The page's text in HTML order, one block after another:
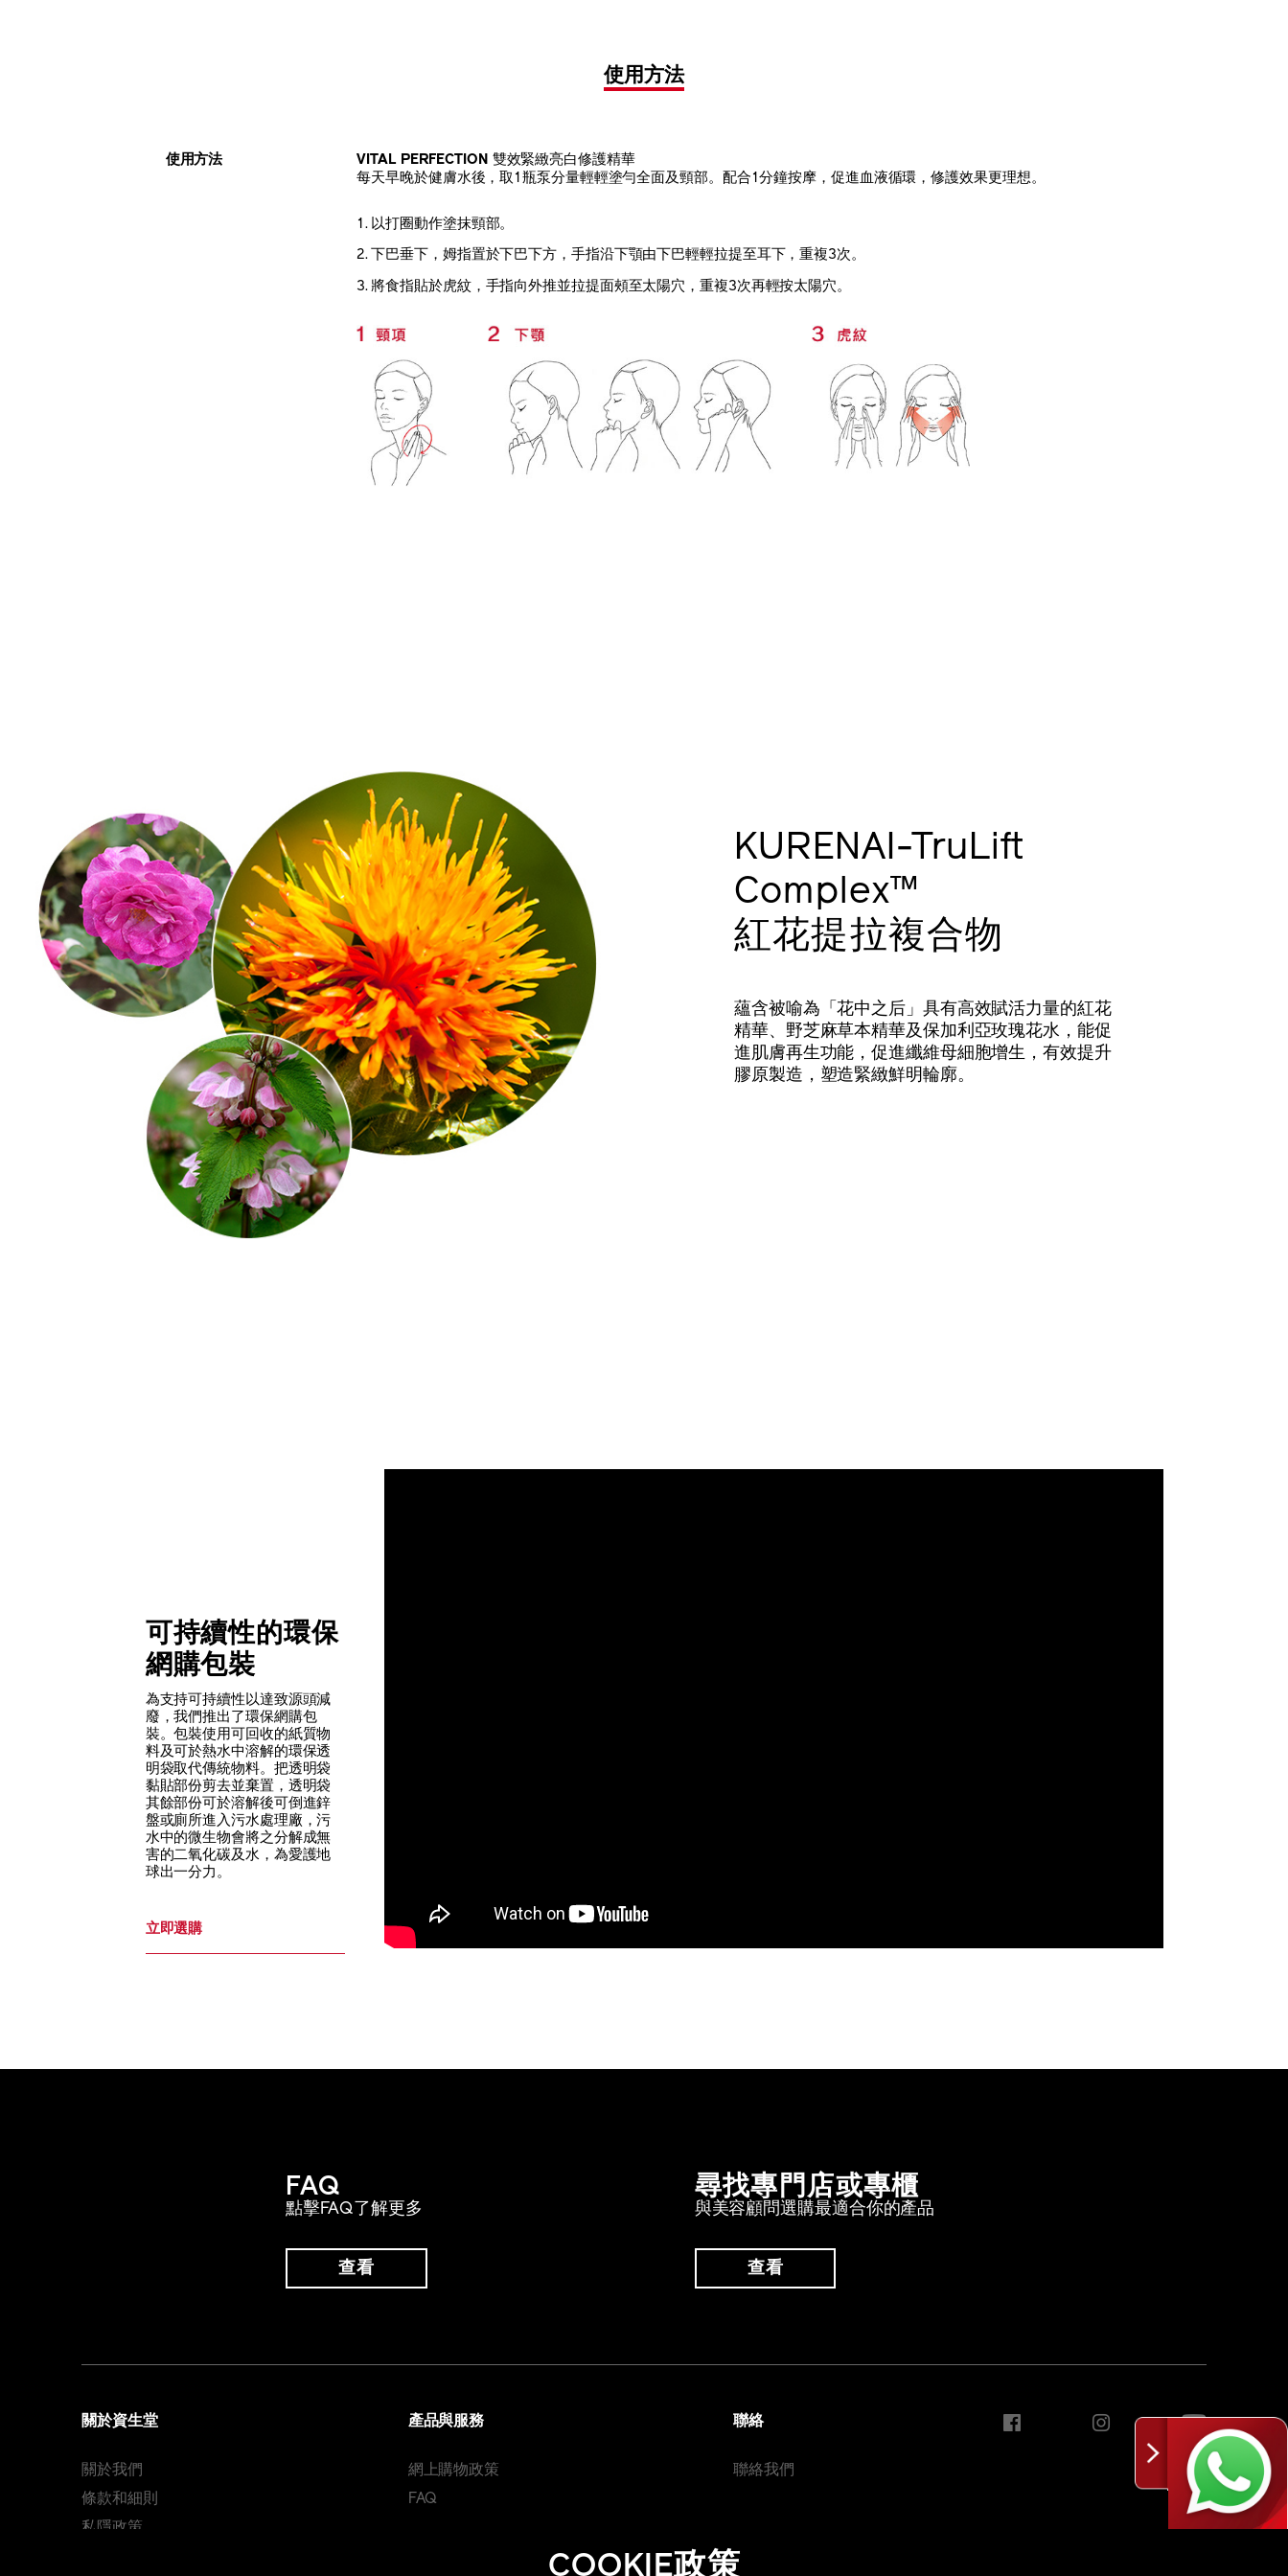
使用方法
使用方法
VITAL PERFECTION 雙效緊緻亮白修護精華
每天早晚於健膚水後，取1瓶泵分量輕輕塗勻全面及頸部。配合1分鐘按摩，促進血液循環，修護效果更理想。
以打圈動作塗抹頸部。
下巴垂下，姆指置於下巴下方，手指沿下顎由下巴輕輕拉提至耳下，重複3次。
將食指貼於虎紋，手指向外推並拉提面頰至太陽穴，重複3次再輕按太陽穴。
KURENAI-TruLift
Complex™
紅花提拉複合物
蘊含被喻為「花中之后」具有高效賦活力量的紅花
精華、野芝麻草本精華及保加利亞玫瑰花水，能促
進肌膚再生功能，促進纖維母細胞增生，有效提升
膠原製造，塑造緊緻鮮明輪廓。
可持續性的環保
網購包裝
為支持可持續性以達致源頭減
廢，我們推出了環保網購包
裝。包裝使用可回收的紙質物
料及可於熱水中溶解的環保透
明袋取代傳統物料。把透明袋
黏貼部份剪去並棄置，透明袋
其餘部份可於溶解後可倒進鋅
盤或廁所進入污水處理廠，污
水中的微生物會將之分解成無
害的二氧化碳及水，為愛護地
球出一分力。
立即選購
COOKIE政策
FAQ
點擊FAQ了解更多
查看
尋找專門店或專櫃
與美容顧問選購最適合你的產品
查看
關於資生堂
關於我們
條款和細則
私隱政策
產品與服務
網上購物政策
FAQ
聯絡
聯絡我們